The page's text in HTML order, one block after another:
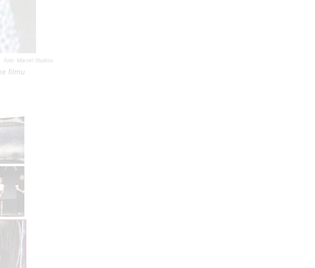
Marvel Studios
filmu
nám i našim partnerům
podvodů a odstraňování chyb,